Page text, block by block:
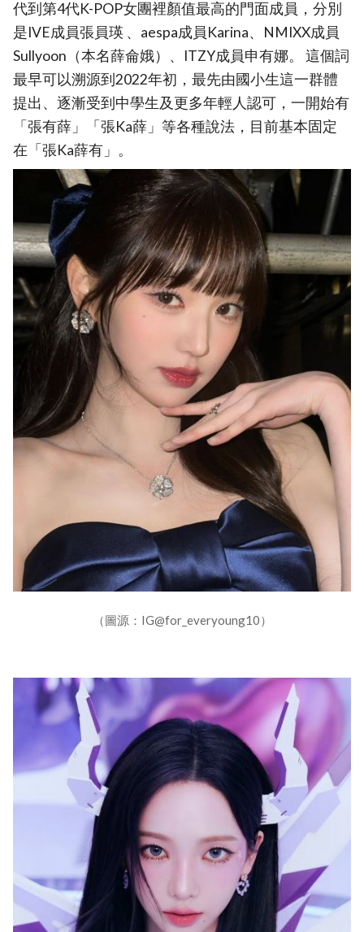
代到第4代K-POP女團裡顏值最高的門面成員，分別
是IVE成員張員瑛 、aespa成員Karina、NMIXX成員
Sullyoon（本名薛侖娥）、ITZY成員申有娜。 這個詞
最早可以溯源到2022年初，最先由國小生這一群體
提出、逐漸受到中學生及更多年輕人認可，一開始有
「張有薛」「張Ka薛」等各種說法，目前基本固定
在「張Ka薛有」。
（圖源：IG@for_everyoung10）